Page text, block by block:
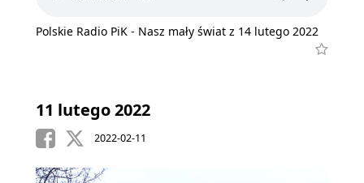
Polskie Radio PiK - Nasz mały świat z 14 lutego 2022
11 lutego 2022
2022-02-11